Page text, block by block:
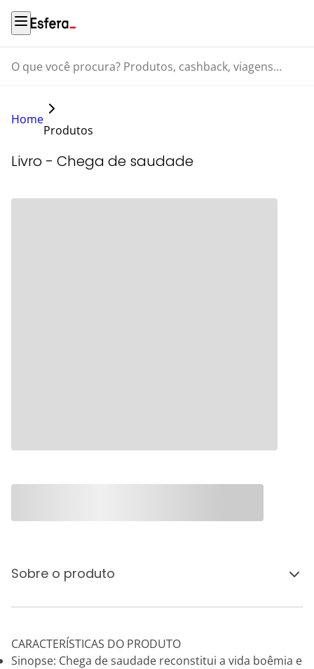
O que você procura? Produtos, cashback, viagens...
Home
Produtos
Livro - Chega de saudade
Sobre o produto
CARACTERÍSTICAS DO PRODUTO
Sinopse: Chega de saudade reconstitui a vida boêmia e